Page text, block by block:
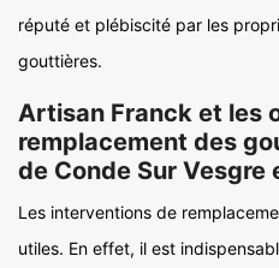
réputé et plébiscité par les
gouttières.
Artisan Franck et les
remplacement des
de Conde Sur Vesgre
Les interventions de
utiles. En effet, il est